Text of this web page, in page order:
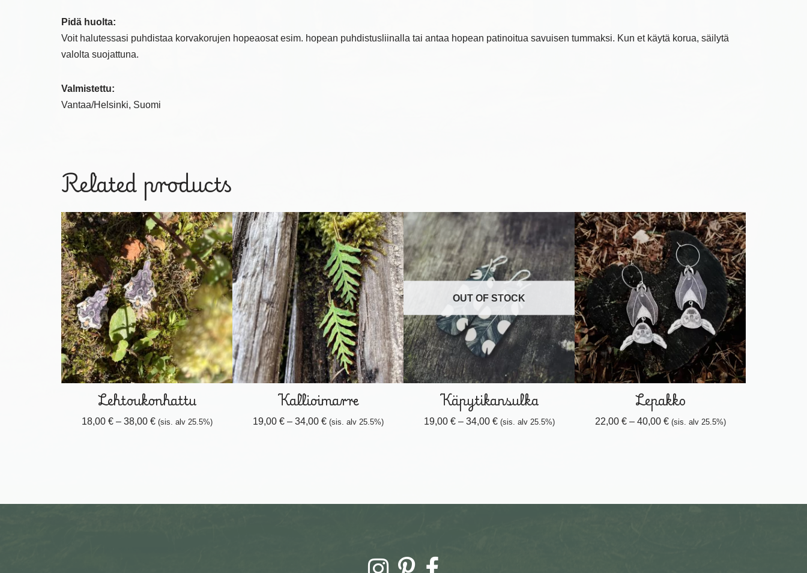
Pidä huolta:
Voit halutessasi puhdistaa korvakorujen hopeaosat esim. hopean puhdistusliinalla tai antaa hopean patinoitua savuisen tummaksi. Kun et käytä korua, säilytä
valolta suojattuna.
Valmistettu:
Vantaa/Helsinki, Suomi
Related products
Lehtoukonhattu
18,00 € – 38,00 € (sis. alv 25.5%)
Kallioimarre
19,00 € – 34,00 € (sis. alv 25.5%)
OUT OF STOCK
Käpytikansulka
19,00 € – 34,00 € (sis. alv 25.5%)
Lepakko
22,00 € – 40,00 € (sis. alv 25.5%)